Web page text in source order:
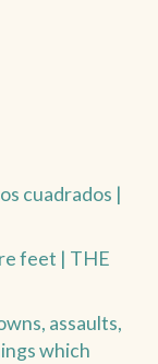
cuadrados |
feet | THE
assaults,
which